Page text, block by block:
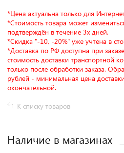
*Цена актуальна только для
*Стоимость товара может
подтверждён в течение 3х дней.
*Скидка "-10, -20%" уже учтена в
*Доставка по РФ доступна при
стоимость доставки транспортной
только после обработки заказа.
рублей - минимальная цена
окончательной.
К списку товаров
Наличие в магазинах